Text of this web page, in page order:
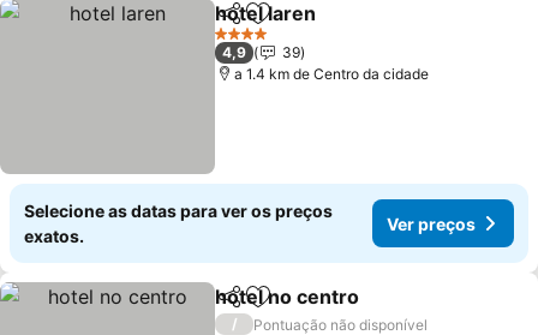
PartilharAdicionar aos favoritos
hotel laren
4 Estrelas
4,9
39
a 1.4 km de Centro da cidade
Selecione as datas para ver os preços
exatos.
Ver preços
PartilharAdicionar aos favoritos
hotel no centro
/
Pontuação não disponível